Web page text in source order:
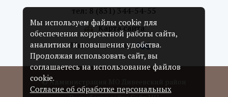
тел: 8 (831) 344-54-55
Карта сайта
Мы в соцсетях:
© Администрация МО Дивеевский район
Мы используем файлы cookie для
обеспечения корректной работы сайта,
аналитики и повышения удобства.
Продолжая использовать сайт, вы
соглашаетесь на использование файлов
cookie.
Согласие об обработке персональных